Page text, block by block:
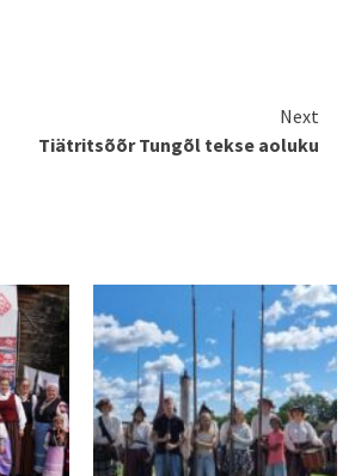
Next
Tiätritsõõr Tungõl tekse aoluku